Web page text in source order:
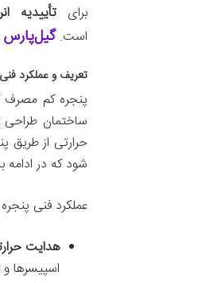
برای تأییدیه
است.گیل‌پارس
تعریف وعملکرد فنی
پنجره کم مصرف
ساختمان طراحی
حرارتی از طریق
شود که در ادامه
عملکرد فنی پنجره
هدایت
اسپیسرها و